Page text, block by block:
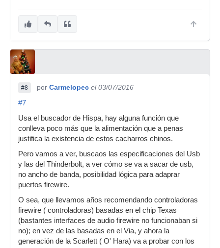
#8 por Carmelopec el 03/07/2016
#7
Usa el buscador de Hispa, hay alguna función que
conlleva poco más que la alimentación que a penas
justifica la existencia de estos cacharros chinos.
Pero vamos a ver, buscaos las especificaciones del Usb
y las del Thinderbolt, a ver cómo se va a sacar de usb,
no ancho de banda, posibilidad lógica para adaprar
puertos firewire.
O sea, que llevamos años recomendando controladoras
firewire ( controladoras) basadas en el chip Texas
(bastantes interfaces de audio firewire no funcionaban si
no); en vez de las basadas en el Via, y ahora la
generación de la Scarlett ( O' Hara) va a probar con los